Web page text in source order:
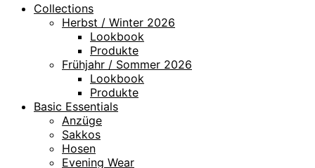
Collections
Herbst / Winter 2026
Lookbook
Produkte
Frühjahr / Sommer 2026
Lookbook
Produkte
Basic Essentials
Anzüge
Sakkos
Hosen
Evening Wear